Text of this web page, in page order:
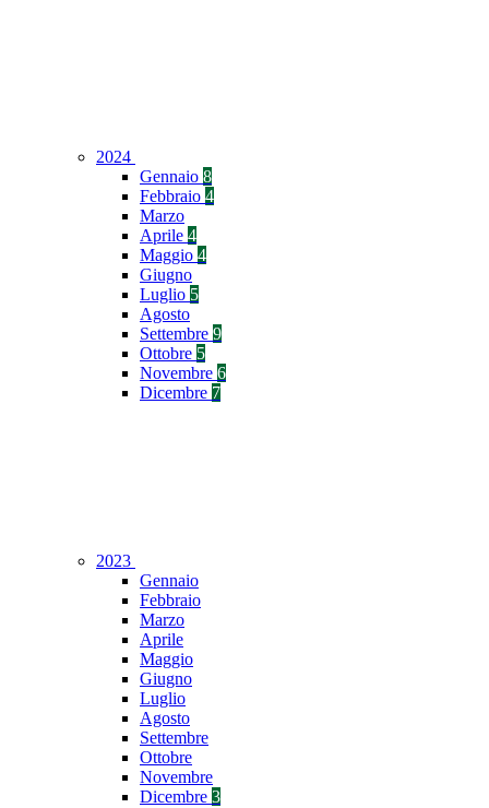
2024
Gennaio 8
Febbraio 4
Marzo
Aprile 4
Maggio 4
Giugno
Luglio 5
Agosto
Settembre 9
Ottobre 5
Novembre 6
Dicembre 7
2023
Gennaio
Febbraio
Marzo
Aprile
Maggio
Giugno
Luglio
Agosto
Settembre
Ottobre
Novembre
Dicembre 3